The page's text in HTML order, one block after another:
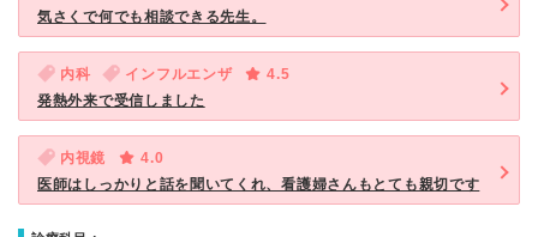
気さくで何でも相談できる先生。
内科 インフルエンザ
4.5
発熱外来で受信しました
内視鏡
4.0
医師はしっかりと話を聞いてくれ、看護婦さんもとても親切です